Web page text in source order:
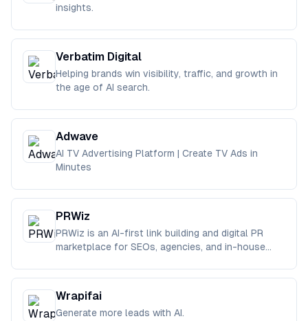
insights.
Verbatim Digital
Helping brands win visibility, traffic, and growth in
the age of AI search.
Adwave
AI TV Advertising Platform | Create TV Ads in
Minutes
PRWiz
PRWiz is an AI-first link building and digital PR
marketplace for SEOs, agencies, and in-house
Wrapifai
Generate more leads with AI.